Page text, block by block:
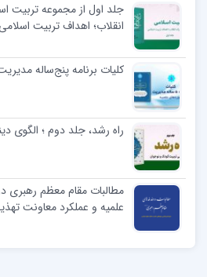
جلد اول از مجموعه تربیت
انقلاب؛ اهداف تربیت
کلیات برنامه پنج‌ساله
راه رشد، جلد دوم ؛ الگوی
مطالبات مقام معظم رهبری
علمیه و عملکرد معاونت